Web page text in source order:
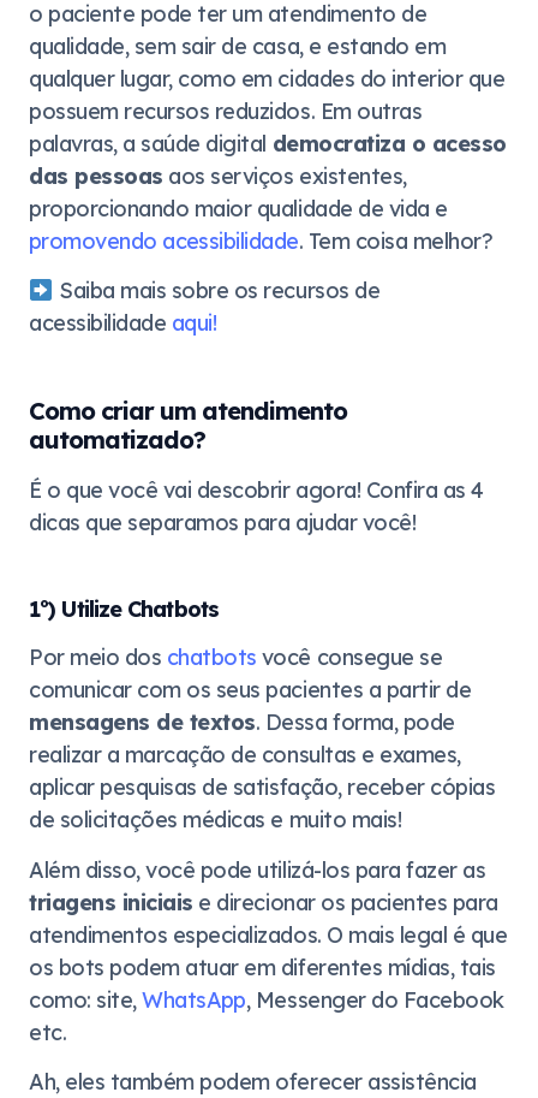
o paciente pode ter um atendimento de
qualidade, sem sair de casa, e estando em
qualquer lugar, como em cidades do interior que
possuem recursos reduzidos. Em outras
palavras, a saúde digital democratiza o acesso
das pessoas aos serviços existentes,
proporcionando maior qualidade de vida e
promovendo acessibilidade. Tem coisa melhor?
Saiba mais sobre os recursos de
acessibilidade aqui!
Como criar um atendimento
automatizado?
É o que você vai descobrir agora! Confira as 4
dicas que separamos para ajudar você!
1º) Utilize Chatbots
Por meio dos chatbots você consegue se
comunicar com os seus pacientes a partir de
mensagens de textos. Dessa forma, pode
realizar a marcação de consultas e exames,
aplicar pesquisas de satisfação, receber cópias
de solicitações médicas e muito mais!
Além disso, você pode utilizá-los para fazer as
triagens iniciais e direcionar os pacientes para
atendimentos especializados. O mais legal é que
os bots podem atuar em diferentes mídias, tais
como: site,WhatsApp, Messenger do Facebook
etc.
Ah, eles também podem oferecer assistência